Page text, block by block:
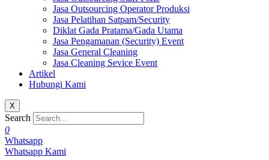
Jasa Outsourcing Operator Produksi
Jasa Pelatihan Satpam/Security
Diklat Gada Pratama/Gada Utama
Jasa Pengamanan (Security) Event
Jasa General Cleaning
Jasa Cleaning Sevice Event
Artikel
Hubungi Kami
X
Search
0
Whatsapp
Whatsapp Kami